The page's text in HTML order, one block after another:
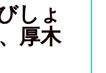
しょ
厚木